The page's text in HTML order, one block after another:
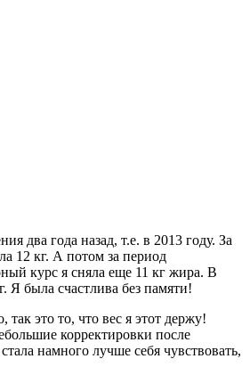
два года назад, т.е. в 2013 году. За
12 кг. А потом за период
курс я сняла еще 11 кг жира. В
Я была счастлива без памяти!
так это то, что вес я этот держу!
корректировки после
намного лучше себя чувствовать,